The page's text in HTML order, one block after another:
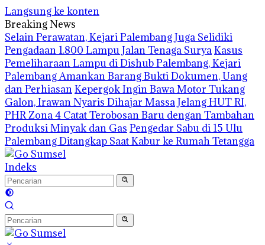
Langsung ke konten
Breaking News
Selain Perawatan, Kejari Palembang Juga Selidiki
Pengadaan 1.800 Lampu Jalan Tenaga SuryaKasus
Pemeliharaan Lampu di Dishub Palembang, Kejari
Palembang Amankan Barang Bukti Dokumen, Uang
dan PerhiasanKepergok Ingin Bawa Motor Tukang
Galon, Irawan Nyaris Dihajar MassaJelang HUT RI,
PHR Zona 4 Catat Terobosan Baru dengan Tambahan
Produksi Minyak dan Gas Pengedar Sabu di 15 Ulu
Palembang Ditangkap Saat Kabur ke Rumah Tetangga
Indeks